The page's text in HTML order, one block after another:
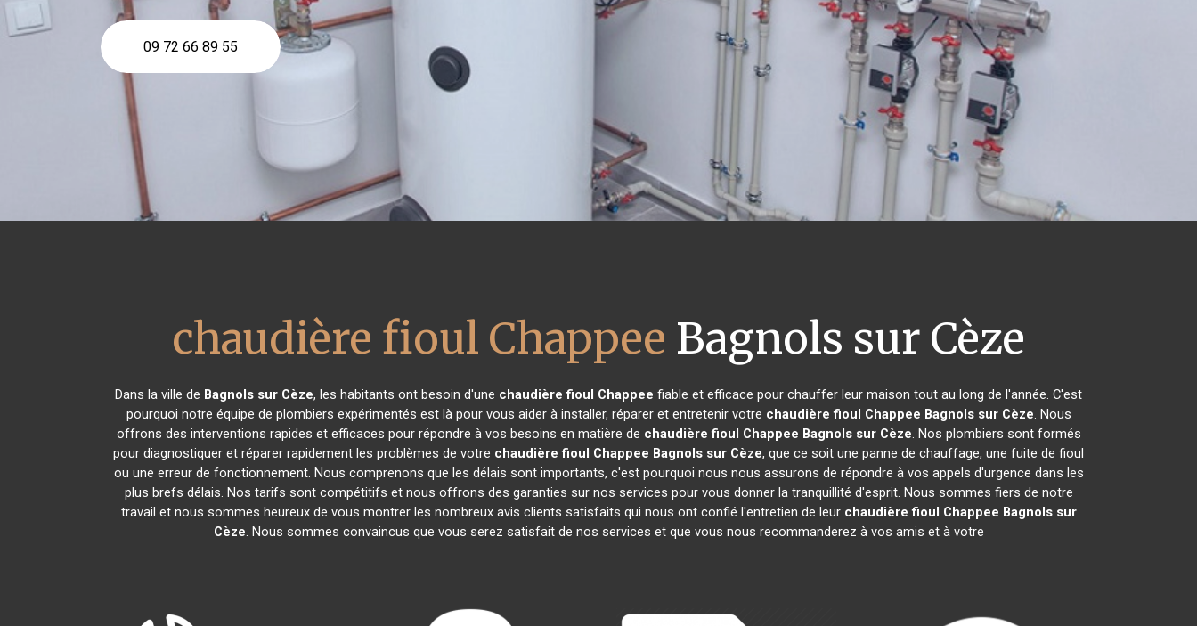
09 72 66 89 55
chaudière fioul Chappee Bagnols sur Cèze
Dans la ville de Bagnols sur Cèze, les habitants ont besoin d'une chaudière fioul Chappee fiable et efficace pour chauffer leur maison tout au long de l'année. C'est
pourquoi notre équipe de plombiers expérimentés est là pour vous aider à installer, réparer et entretenir votre chaudière fioul Chappee Bagnols sur Cèze. Nous
offrons des interventions rapides et efficaces pour répondre à vos besoins en matière de chaudière fioul Chappee Bagnols sur Cèze. Nos plombiers sont formés
pour diagnostiquer et réparer rapidement les problèmes de votre chaudière fioul Chappee Bagnols sur Cèze, que ce soit une panne de chauffage, une fuite de fioul
ou une erreur de fonctionnement. Nous comprenons que les délais sont importants, c'est pourquoi nous nous assurons de répondre à vos appels d'urgence dans les
plus brefs délais. Nos tarifs sont compétitifs et nous offrons des garanties sur nos services pour vous donner la tranquillité d'esprit. Nous sommes fiers de notre
travail et nous sommes heureux de vous montrer les nombreux avis clients satisfaits qui nous ont confié l'entretien de leur chaudière fioul Chappee Bagnols sur
Cèze. Nous sommes convaincus que vous serez satisfait de nos services et que vous nous recommanderez à vos amis et à votre